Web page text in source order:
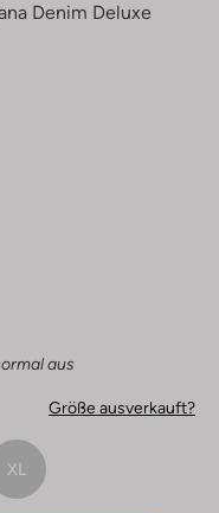
Denim Deluxe
aus
Größe ausverkauft?
XL